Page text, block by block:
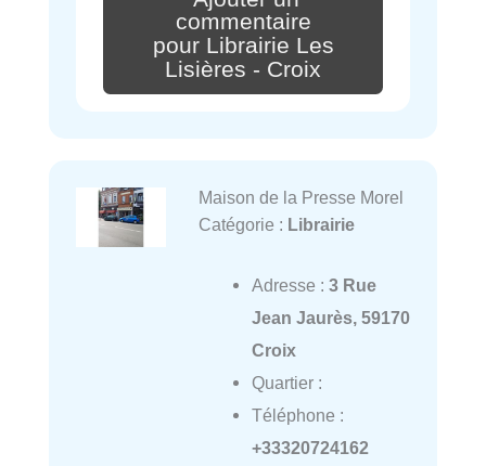
commentaire
pour Librairie Les
Lisières - Croix
Maison de la Presse Morel
Catégorie : Librairie
Adresse : 3 Rue
Jean Jaurès, 59170
Croix
Quartier :
Téléphone :
+33320724162